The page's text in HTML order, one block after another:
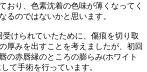
おり、色素沈着の色味が薄くなってく
るのではないかと思います。
けられていたために、傷痕を切り取
厚みを出すことを考えましたが、初回
の赤唇縁のところの膨らみ(ホワイト
て手術を行っています。